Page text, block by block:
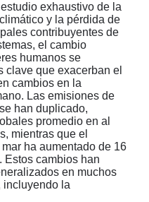
exhaustivo de la
y la pérdida de
contribuyentes de
el cambio
humanos se
clave que exacerban el
cambios en la
Las emisiones de
han duplicado,
promedio en al
mientras que el
ha aumentado de 16
Estos cambios han
en muchos
incluyendo la